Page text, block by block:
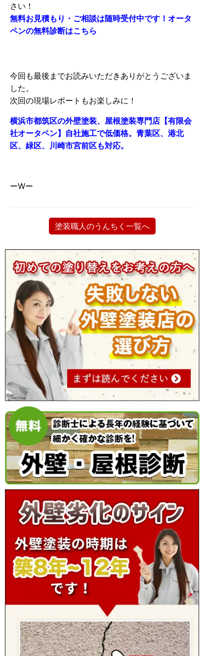
さい！
無料お見積もり・ご相談は随時受付中です！オータ
ペンの無料診断はこちら
今回も最後までお読みいただきありがとうございま
した。
次回の現場レポートもお楽しみに！
横浜市都筑区の外壁塗装、屋根塗装専門店【有限会
社オータペン】自社施工で低価格。青葉区、港北
区、緑区、川崎市宮前区も対応。
ーWー
塗装職人のうんちく一覧へ